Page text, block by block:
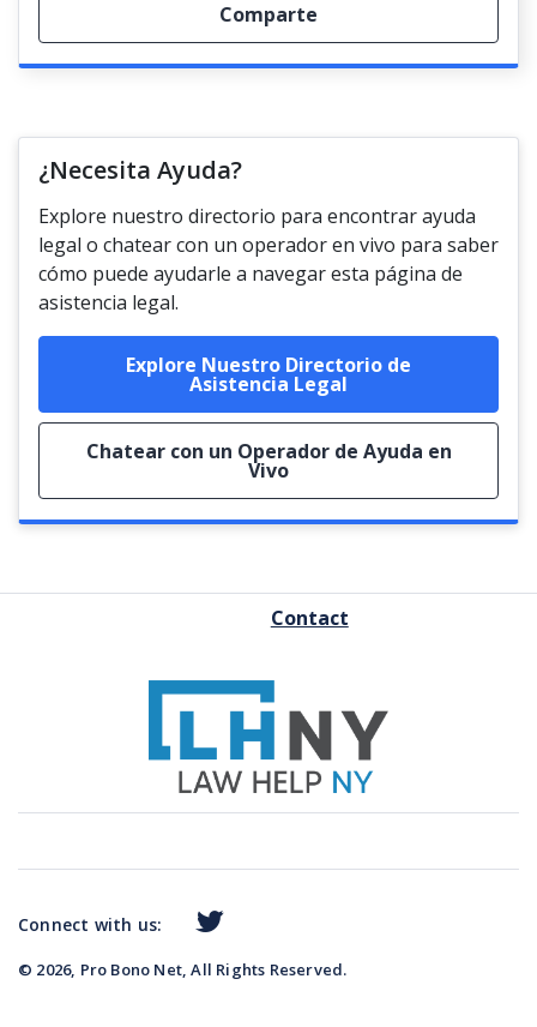
Comparte
¿Necesita Ayuda?
Explore nuestro directorio para encontrar ayuda
legal o chatear con un operador en vivo para saber
cómo puede ayudarle a navegar esta página de
asistencia legal.
Explore Nuestro Directorio de
Asistencia Legal
Chatear con un Operador de Ayuda en
Vivo
FOOTERContact
© 2026, Pro Bono Net, All Rights Reserved.
Connect with us: